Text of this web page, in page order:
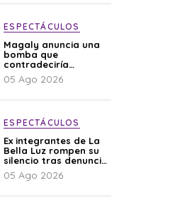
ESPECTÁCULOS
Magaly anuncia una
bomba que
contradeciría
comunicado de La
Bella Luz: “Hay un
05 Ago 2026
ESPECTÁCULOS
Ex integrantes de La
Bella Luz rompen su
silencio tras denuncia
de Naldy: “Todo el
mundo lo sabía”
05 Ago 2026